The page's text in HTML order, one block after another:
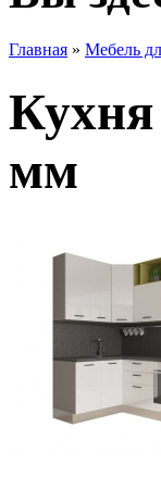
Главная » Мебель
мм